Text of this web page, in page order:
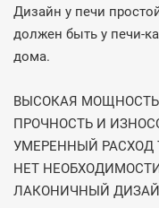
Дизайн у печи
должен быть у печи-
дома.
ВЫСОКАЯ
ПРОЧНОСТЬ И
УМЕРЕННЫЙ РАСХОД
НЕТ
ЛАКОНИЧНЫЙ